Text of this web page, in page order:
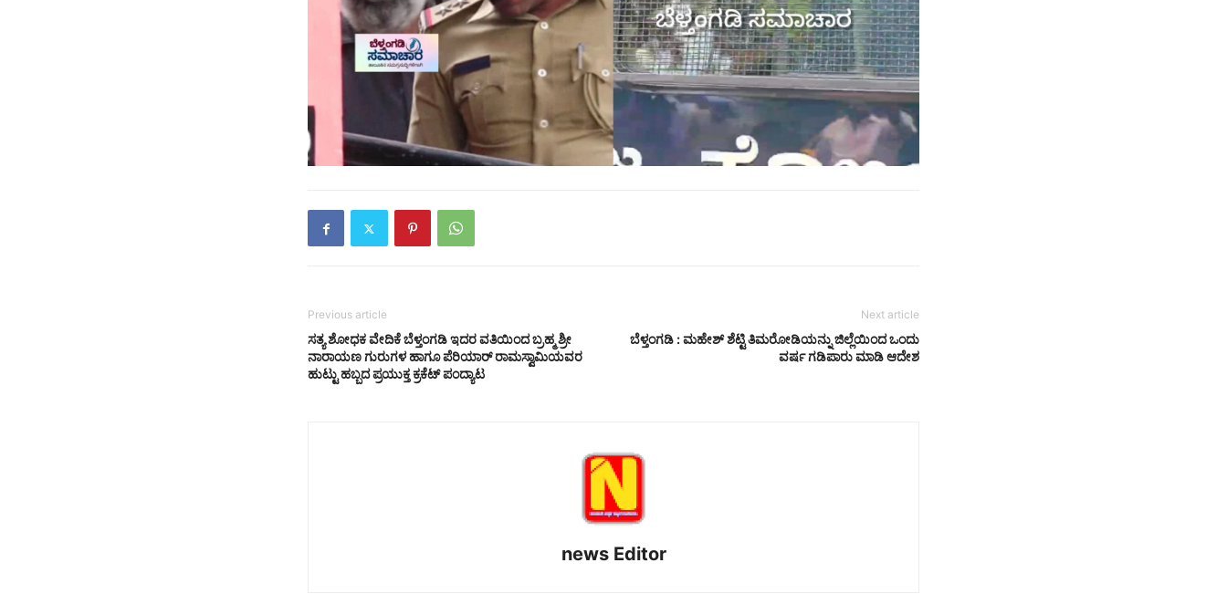
Previous article
ಸತ್ಯ ಶೋಧಕ ವೇದಿಕೆ ಬೆಳ್ತಂಗಡಿ ಇದರ ವತಿಯಿಂದ ಬ್ರಹ್ಮ ಶ್ರೀ
ನಾರಾಯಣ ಗುರುಗಳ ಹಾಗೂ ಪೆರಿಯಾರ್ ರಾಮಸ್ವಾಮಿಯವರ
ಹುಟ್ಟು ಹಬ್ಬದ ಪ್ರಯುಕ್ತ ಕ್ರಕೆಟ್ ಪಂದ್ಯಾಟ
Next article
ಬೆಳ್ತಂಗಡಿ : ಮಹೇಶ್ ಶೆಟ್ಟಿ ತಿಮರೋಡಿಯನ್ನು ಜಿಲ್ಲೆಯಿಂದ ಒಂದು
ವರ್ಷ ಗಡಿಪಾರು ಮಾಡಿ ಆದೇಶ
news Editor